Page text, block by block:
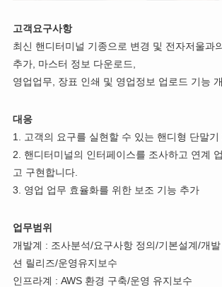
고객요구사항
최신 핸디터미널 기종으로 변경 및 전자저울과
추가, 마스터 정보 다운로드,
영업업무, 장표 인쇄 및 영업정보 업로드 기능
대응
1. 고객의 요구를 실현할 수 있는 핸디형 단말기
2. 핸디터미널의 인터페이스를 조사하고 연계
고 구현합니다.
3. 영업 업무 효율화를 위한 보조 기능 추가
업무범위
개발계 : 조사분석/요구사항 정의/기본설계/개
션 릴리즈/운영유지보수
인프라계 : AWS 환경 구축/운영 유지보수